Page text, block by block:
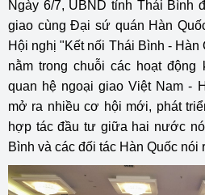
Ngày 6/7, UBND tỉnh Thái Bình
giao cùng Đại sứ quán Hàn
Hội nghị "Kết nối Thái Bình -
nằm trong chuỗi các hoạt
quan hệ ngoại giao Việt Nam -
mở ra nhiều cơ hội mới, phát
hợp tác đầu tư giữa hai nước
Bình và các đối tác Hàn Quốc nói